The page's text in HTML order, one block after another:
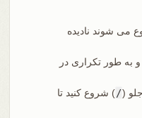
می شوند نادیده
و به طور تکراری در
(
/) شروع کنید تا